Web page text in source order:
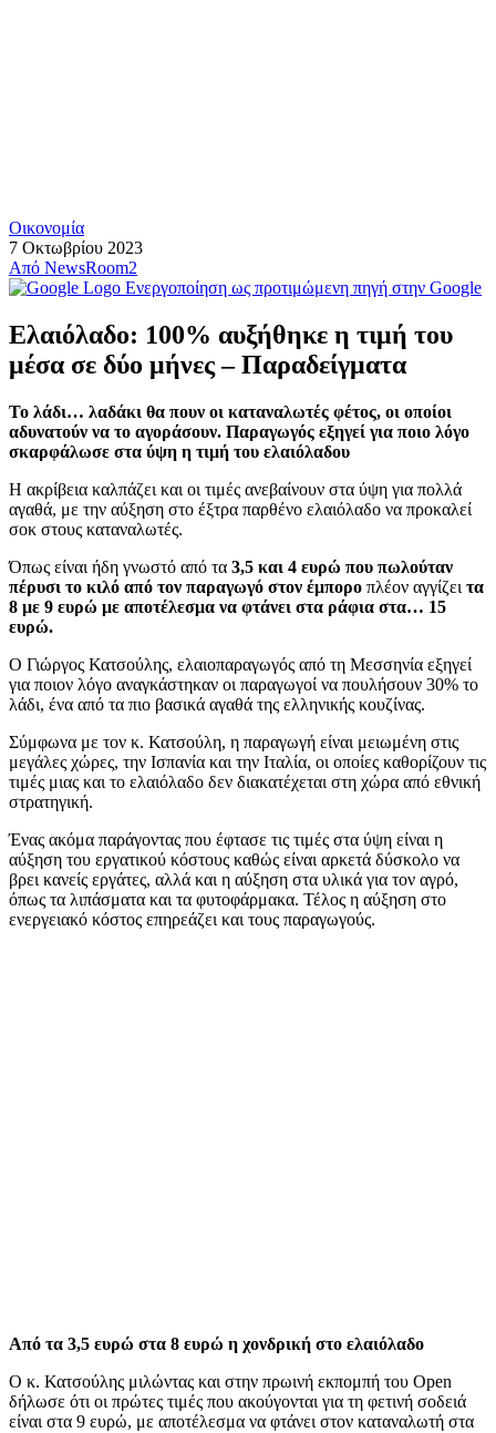
Οικονομία
7 Οκτωβρίου 2023
Από NewsRoom2
Ενεργοποίηση ως προτιμώμενη πηγή στην Google
Ελαιόλαδο: 100% αυξήθηκε η τιμή του
μέσα σε δύο μήνες – Παραδείγματα
Το λάδι… λαδάκι θα πουν οι καταναλωτές φέτος, οι οποίοι
αδυνατούν να το αγοράσουν. Παραγωγός εξηγεί για ποιο λόγο
σκαρφάλωσε στα ύψη η τιμή του ελαιόλαδου
Η ακρίβεια καλπάζει και οι τιμές ανεβαίνουν στα ύψη για πολλά
αγαθά, με την αύξηση στο έξτρα παρθένο ελαιόλαδο να προκαλεί
σοκ στους καταναλωτές.
Όπως είναι ήδη γνωστό από τα 3,5 και 4 ευρώ που πωλούταν
πέρυσι το κιλό από τον παραγωγό στον έμπορο πλέον αγγίζει τα
8 με 9 ευρώ με αποτέλεσμα να φτάνει στα ράφια στα… 15
ευρώ.
Ο Γιώργος Κατσούλης, ελαιοπαραγωγός από τη Μεσσηνία εξηγεί
για ποιον λόγο αναγκάστηκαν οι παραγωγοί να πουλήσουν 30% το
λάδι, ένα από τα πιο βασικά αγαθά της ελληνικής κουζίνας.
Σύμφωνα με τον κ. Κατσούλη, η παραγωγή είναι μειωμένη στις
μεγάλες χώρες, την Ισπανία και την Ιταλία, οι οποίες καθορίζουν τις
τιμές μιας και το ελαιόλαδο δεν διακατέχεται στη χώρα από εθνική
στρατηγική.
Ένας ακόμα παράγοντας που έφτασε τις τιμές στα ύψη είναι η
αύξηση του εργατικού κόστους καθώς είναι αρκετά δύσκολο να
βρει κανείς εργάτες, αλλά και η αύξηση στα υλικά για τον αγρό,
όπως τα λιπάσματα και τα φυτοφάρμακα. Τέλος η αύξηση στο
ενεργειακό κόστος επηρεάζει και τους παραγωγούς.
Από τα 3,5 ευρώ στα 8 ευρώ η χονδρική στο ελαιόλαδο
Ο κ. Κατσούλης μιλώντας και στην πρωινή εκπομπή του Open
δήλωσε ότι οι πρώτες τιμές που ακούγονται για τη φετινή σοδειά
είναι στα 9 ευρώ, με αποτέλεσμα να φτάνει στον καταναλωτή στα